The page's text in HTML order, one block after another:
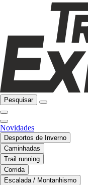
Pesquisar
Novidades
Desportos de Inverno
Caminhadas
Trail running
Corrida
Escalada / Montanhismo